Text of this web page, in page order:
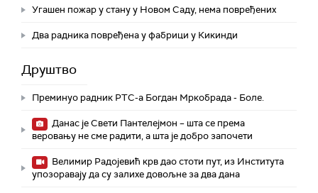
Угашен пожар у стану у Новом Саду, нема повређених
Два радника повређена у фабрици у Кикинди
Друштво
Преминуо радник РТС-а Богдан Мркобрада - Боле.
Данас је Свети Пантелејмон – шта се према
веровању не сме радити, а шта је добро започети
Велимир Радојевић крв дао стоти пут, из Института
упозоравају да су залихе довољне за два дана